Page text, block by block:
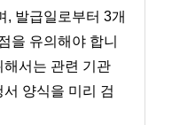
, 발급일로부터 3개
을 유의해야 합니
해서는 관련 기관
양식을 미리 검